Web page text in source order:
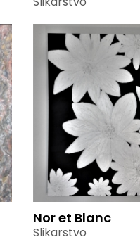
Nor et Blanc
Slikarstvo